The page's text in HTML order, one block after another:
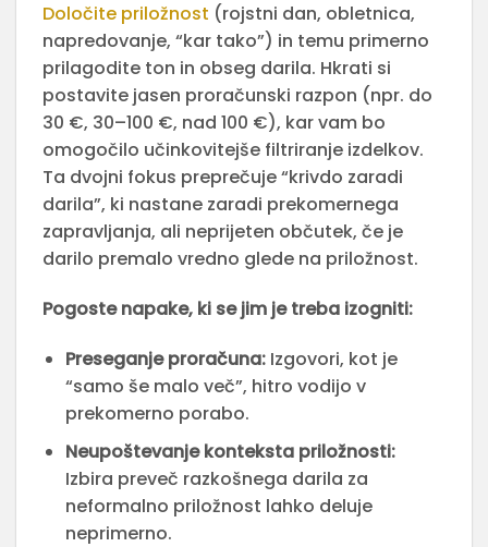
Določite priložnost (rojstni dan, obletnica,
napredovanje, “kar tako”) in temu primerno
prilagodite ton in obseg darila. Hkrati si
postavite jasen proračunski razpon (npr. do
30 €, 30–100 €, nad 100 €), kar vam bo
omogočilo učinkovitejše filtriranje izdelkov.
Ta dvojni fokus preprečuje “krivdo zaradi
darila”, ki nastane zaradi prekomernega
zapravljanja, ali neprijeten občutek, če je
darilo premalo vredno glede na priložnost.
Pogoste napake, ki se jim je treba izogniti:
Preseganje proračuna:Izgovori, kot je
“samo še malo več”, hitro vodijo v
prekomerno porabo.
Neupoštevanje konteksta priložnosti:
Izbira preveč razkošnega darila za
neformalno priložnost lahko deluje
neprimerno.